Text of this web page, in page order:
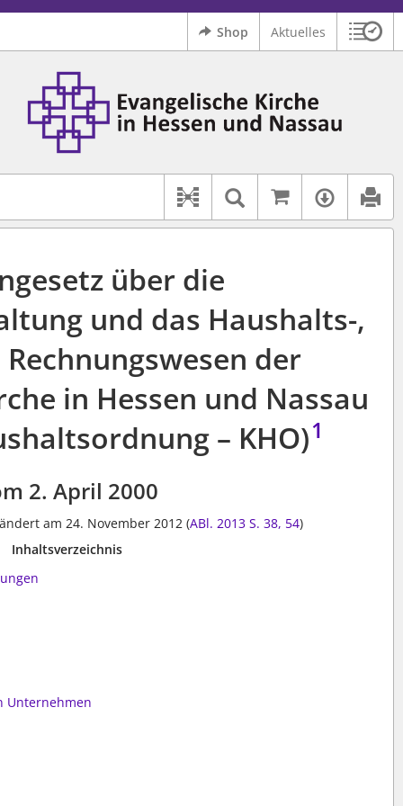
Shop Aktuelles
auch: "Pfarrerinitiative" oder "Pfarrerausschuss".
Hilfe.
Logo Ev. Kirche in Hessen und Nassau
Dokument-Beziehungen
Textsuche im
Auf
über die
und das Haushalts-,
Rechnungswesen der
in Hessen und Nassau
– KHO)1
2. April 2000
am 24. November 2012 (ABl. 2013 S. 38, 54)
Inhaltsverzeichnis
Unternehmen